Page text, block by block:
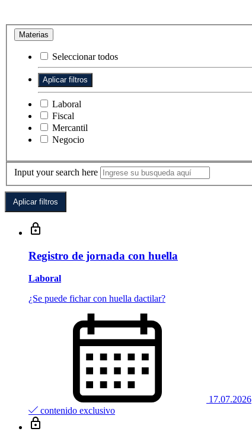
Materias
Seleccionar todos
Laboral
Fiscal
Mercantil
Negocio
Input your search here
Registro de jornada con huella
Laboral
¿Se puede fichar con huella dactilar?
17.07.2026
contenido exclusivo